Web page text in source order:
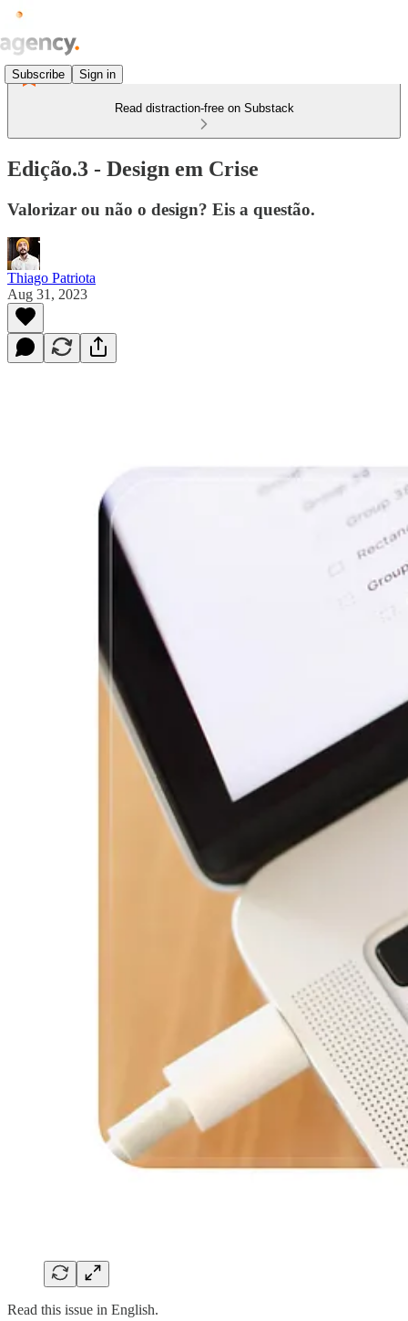
Subscribe Sign in
Read distraction-free on Substack
Edição.3 - Design em Crise
Valorizar ou não o design? Eis a questão.
Thiago Patriota
Aug 31, 2023
Read this issue in English.